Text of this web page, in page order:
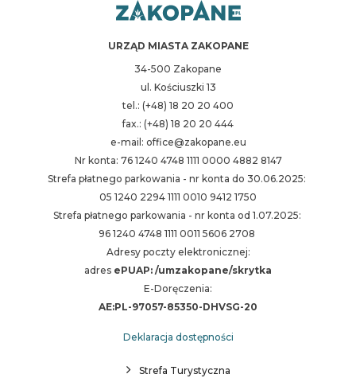
URZĄD MIASTA ZAKOPANE
34-500 Zakopane
ul. Kościuszki 13
tel.: (+48) 18 20 20 400
fax.: (+48) 18 20 20 444
e-mail: office@zakopane.eu
Nr konta: 76 1240 4748 1111 0000 4882 8147
Strefa płatnego parkowania - nr konta do 30.06.2025:
05 1240 2294 1111 0010 9412 1750
Strefa płatnego parkowania - nr konta od 1.07.2025:
96 1240 4748 1111 0011 5606 2708
Adresy poczty elektronicznej:
adres ePUAP: /umzakopane/skrytka
E-Doręczenia:
AE:PL-97057-85350-DHVSG-20
Deklaracja dostępności
Strefa Turystyczna